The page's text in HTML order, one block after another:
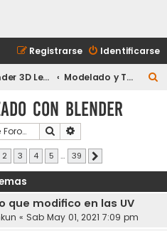
Identificarse
Registrarse
Blender 3D Legacy Modelado y Texturizado con Blender
r
con Blender
Buscar
de 39
2 3 4 5 … 39
que modifico en las UV
« Sab May 01, 2021 7:09 pm